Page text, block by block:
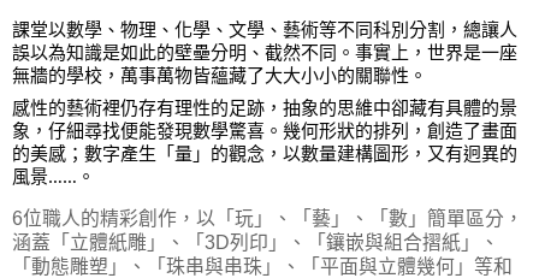
課堂以數學、物理、化學、文學、藝術等不同科別分割，總讓人
誤以為知識是如此的壁壘分明、截然不同。事實上，世界是一座
無牆的學校，萬事萬物皆蘊藏了大大小小的關聯性。
感性的藝術裡仍存有理性的足跡，抽象的思維中卻藏有具體的景
象，仔細尋找便能發現數學驚喜。幾何形狀的排列，創造了畫面
的美感；數字產生「量」的觀念，以數量建構圖形，又有迥異的
風景……。
6位職人的精彩創作，以「玩」、「藝」、「數」簡單區分，
涵蓋「立體紙雕」、「3D列印」、「鑲嵌與組合摺紙」、
「動態雕塑」、「珠串與串珠」、「平面與立體幾何」等和